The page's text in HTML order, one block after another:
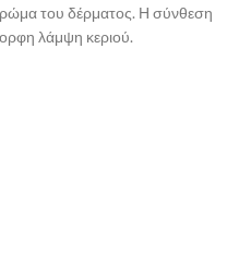
του δέρματος. Η σύνθεση
λάμψη κεριού.